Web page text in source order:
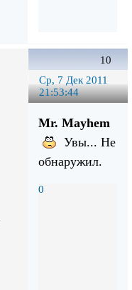
10
Ср, 7 Дек 2011
21:53:44
Mr. Mayhem
Увы... Не
обнаружил.
0